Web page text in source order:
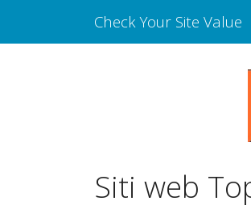
Check Your Site Value
Siti web